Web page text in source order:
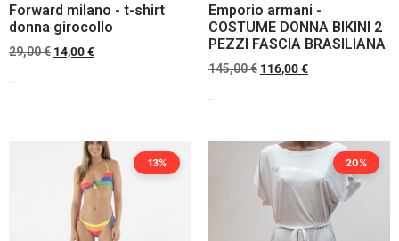
Forward milano - t-shirt
donna girocollo
29,00€ 14,00€
Emporio armani -
COSTUME DONNA BIKINI 2
PEZZI FASCIA BRASILIANA
145,00€ 116,00€
13% 20%